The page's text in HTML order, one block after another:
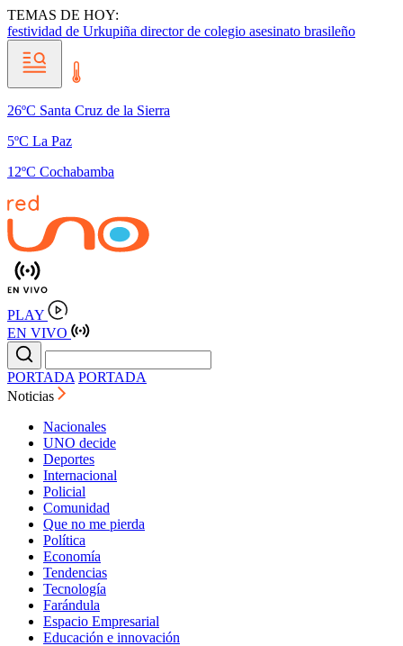
TEMAS DE HOY:
festividad de Urkupiña director de colegio asesinato brasileño
26ºC Santa Cruz de la Sierra
5ºC La Paz
12ºC Cochabamba
PLAY
EN VIVO
PORTADA PORTADA
Noticias
Nacionales
UNO decide
Deportes
Internacional
Policial
Comunidad
Que no me pierda
Política
Economía
Tendencias
Tecnología
Farándula
Espacio Empresarial
Educación e innovación